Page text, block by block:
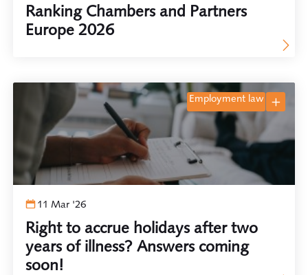
Ranking Chambers and Partners
Europe 2026
11 Mar '26
Right to accrue holidays after two
years of illness? Answers coming
soon!
employment law